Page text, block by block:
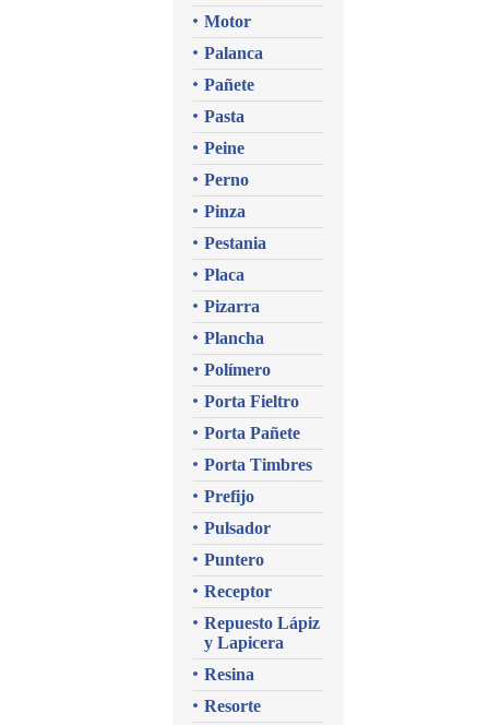
Motor
Palanca
Pañete
Pasta
Peine
Perno
Pinza
Pestania
Placa
Pizarra
Plancha
Polímero
Porta Fieltro
Porta Pañete
Porta Timbres
Prefijo
Pulsador
Puntero
Receptor
Repuesto Lápiz
y Lapicera
Resina
Resorte